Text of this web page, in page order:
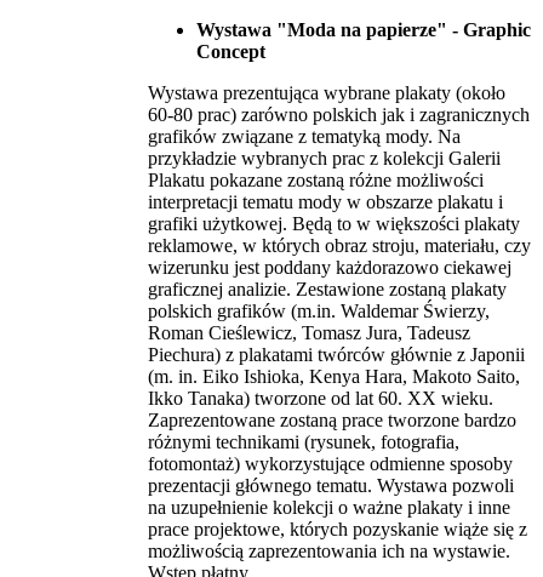
Wystawa "Moda na papierze" - Graphic
Concept
Wystawa prezentująca wybrane plakaty (około
60-80 prac) zarówno polskich jak i zagranicznych
grafików związane z tematyką mody. Na
przykładzie wybranych prac z kolekcji Galerii
Plakatu pokazane zostaną różne możliwości
interpretacji tematu mody w obszarze plakatu i
grafiki użytkowej. Będą to w większości plakaty
reklamowe, w których obraz stroju, materiału, czy
wizerunku jest poddany każdorazowo ciekawej
graficznej analizie. Zestawione zostaną plakaty
polskich grafików (m.in. Waldemar Świerzy,
Roman Cieślewicz, Tomasz Jura, Tadeusz
Piechura) z plakatami twórców głównie z Japonii
(m. in. Eiko Ishioka, Kenya Hara, Makoto Saito,
Ikko Tanaka) tworzone od lat 60. XX wieku.
Zaprezentowane zostaną prace tworzone bardzo
różnymi technikami (rysunek, fotografia,
fotomontaż) wykorzystujące odmienne sposoby
prezentacji głównego tematu. Wystawa pozwoli
na uzupełnienie kolekcji o ważne plakaty i inne
prace projektowe, których pozyskanie wiąże się z
możliwością zaprezentowania ich na wystawie.
Wstęp płatny.